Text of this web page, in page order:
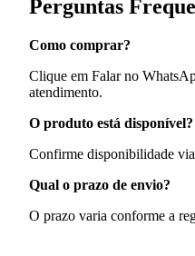
Perguntas
Como comprar?
Clique em Falar no
atendimento.
O produto está disponível?
Confirme disponibilidade
Qual o prazo de envio?
O prazo varia conforme a